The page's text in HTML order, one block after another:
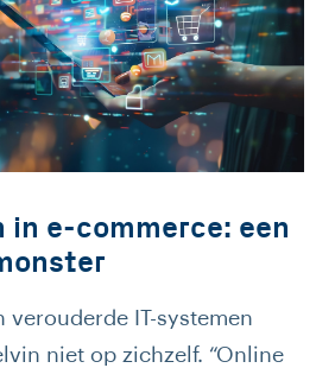
in e-commerce: een
verouderde IT-systemen
niet op zichzelf. “Online